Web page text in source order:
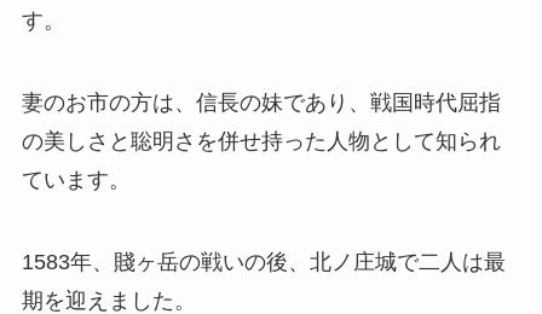
す。
妻のお市の方は、信長の妹であり、戦国時代屈指
の美しさと聡明さを併せ持った人物として知られ
ています。
1583年、賤ヶ岳の戦いの後、北ノ庄城で二人は最
期を迎えました。